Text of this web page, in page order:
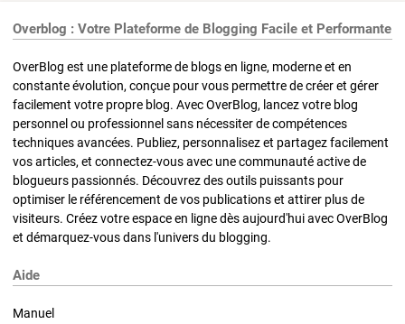
Overblog : Votre Plateforme de Blogging Facile et Performante
OverBlog est une plateforme de blogs en ligne, moderne et en
constante évolution, conçue pour vous permettre de créer et gérer
facilement votre propre blog. Avec OverBlog, lancez votre blog
personnel ou professionnel sans nécessiter de compétences
techniques avancées. Publiez, personnalisez et partagez facilement
vos articles, et connectez-vous avec une communauté active de
blogueurs passionnés. Découvrez des outils puissants pour
optimiser le référencement de vos publications et attirer plus de
visiteurs. Créez votre espace en ligne dès aujourd'hui avec OverBlog
et démarquez-vous dans l'univers du blogging.
Aide
Manuel